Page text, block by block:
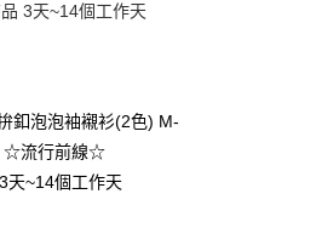
3天~14個工作天
釦泡泡袖襯衫(2色) M-
☆流行前線☆
天~14個工作天